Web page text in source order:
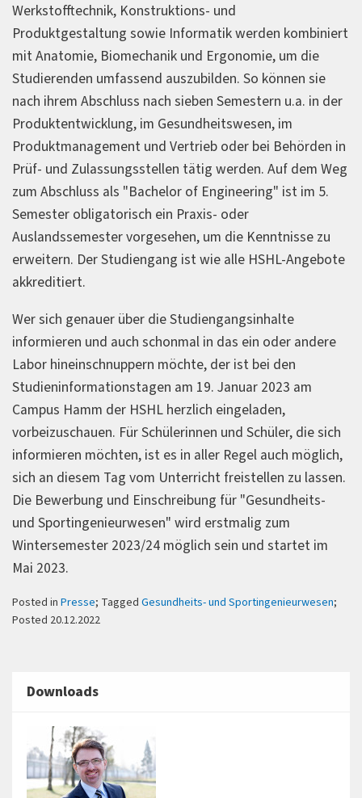
Werkstofftechnik, Konstruktions- und
Produktgestaltung sowie Informatik werden kombiniert
mit Anatomie, Biomechanik und Ergonomie, um die
Studierenden umfassend auszubilden. So können sie
nach ihrem Abschluss nach sieben Semestern u.a. in der
Produktentwicklung, im Gesundheitswesen, im
Produktmanagement und Vertrieb oder bei Behörden in
Prüf- und Zulassungsstellen tätig werden. Auf dem Weg
zum Abschluss als "Bachelor of Engineering" ist im 5.
Semester obligatorisch ein Praxis- oder
Auslandssemester vorgesehen, um die Kenntnisse zu
erweitern. Der Studiengang ist wie alle HSHL-Angebote
akkreditiert.
Wer sich genauer über die Studiengangsinhalte
informieren und auch schonmal in das ein oder andere
Labor hineinschnuppern möchte, der ist bei den
Studieninformationstagen am 19. Januar 2023 am
Campus Hamm der HSHL herzlich eingeladen,
vorbeizuschauen. Für Schülerinnen und Schüler, die sich
informieren möchten, ist es in aller Regel auch möglich,
sich an diesem Tag vom Unterricht freistellen zu lassen.
Die Bewerbung und Einschreibung für "Gesundheits-
und Sportingenieurwesen" wird erstmalig zum
Wintersemester 2023/24 möglich sein und startet im
Mai 2023.
Posted in Presse; Tagged Gesundheits- und Sportingenieurwesen;
Posted 20.12.2022
Downloads